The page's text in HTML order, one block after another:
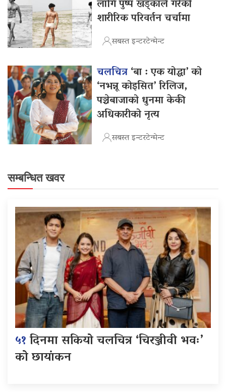
लागि पुष्प खड्काले गरेको
शारीरिक परिवर्तन चर्चामा
सबस्त इन्टरटेन्मेन्ट
चलचित्र‘बा : एक योद्धा’ को
‘नभन्नू कोइसित’ रिलिज,
पञ्चेबाजाको धुनमा केकी
अधिकारीको नृत्य
सबस्त इन्टरटेन्मेन्ट
सम्बन्धित खवर
५१दिनमा सकियो चलचित्र ‘चिरञ्जीवी भवः’
को छायांकन